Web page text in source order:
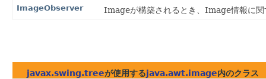
ImageObserver
Imageが構築されるとき、Image情報に関
javax.swing.treeが使用するjava.awt.image内のクラス